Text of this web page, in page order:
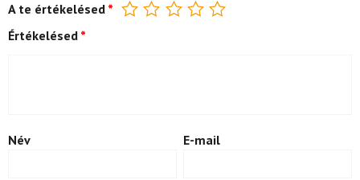
A te értékelésed *
Értékelésed *
Név E-mail